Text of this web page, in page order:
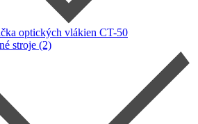
optických vlákien CT-50
stroje (2)